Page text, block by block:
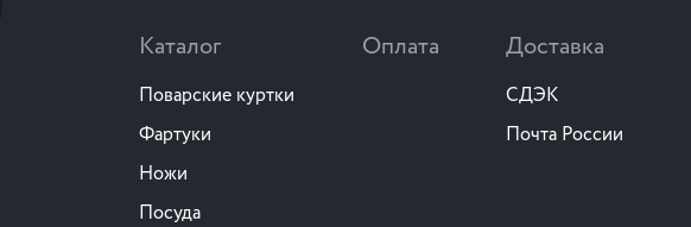
Каталог
Поварские куртки
Фартуки
Ножи
Посуда
Оплата Доставка
СДЭК
Почта России